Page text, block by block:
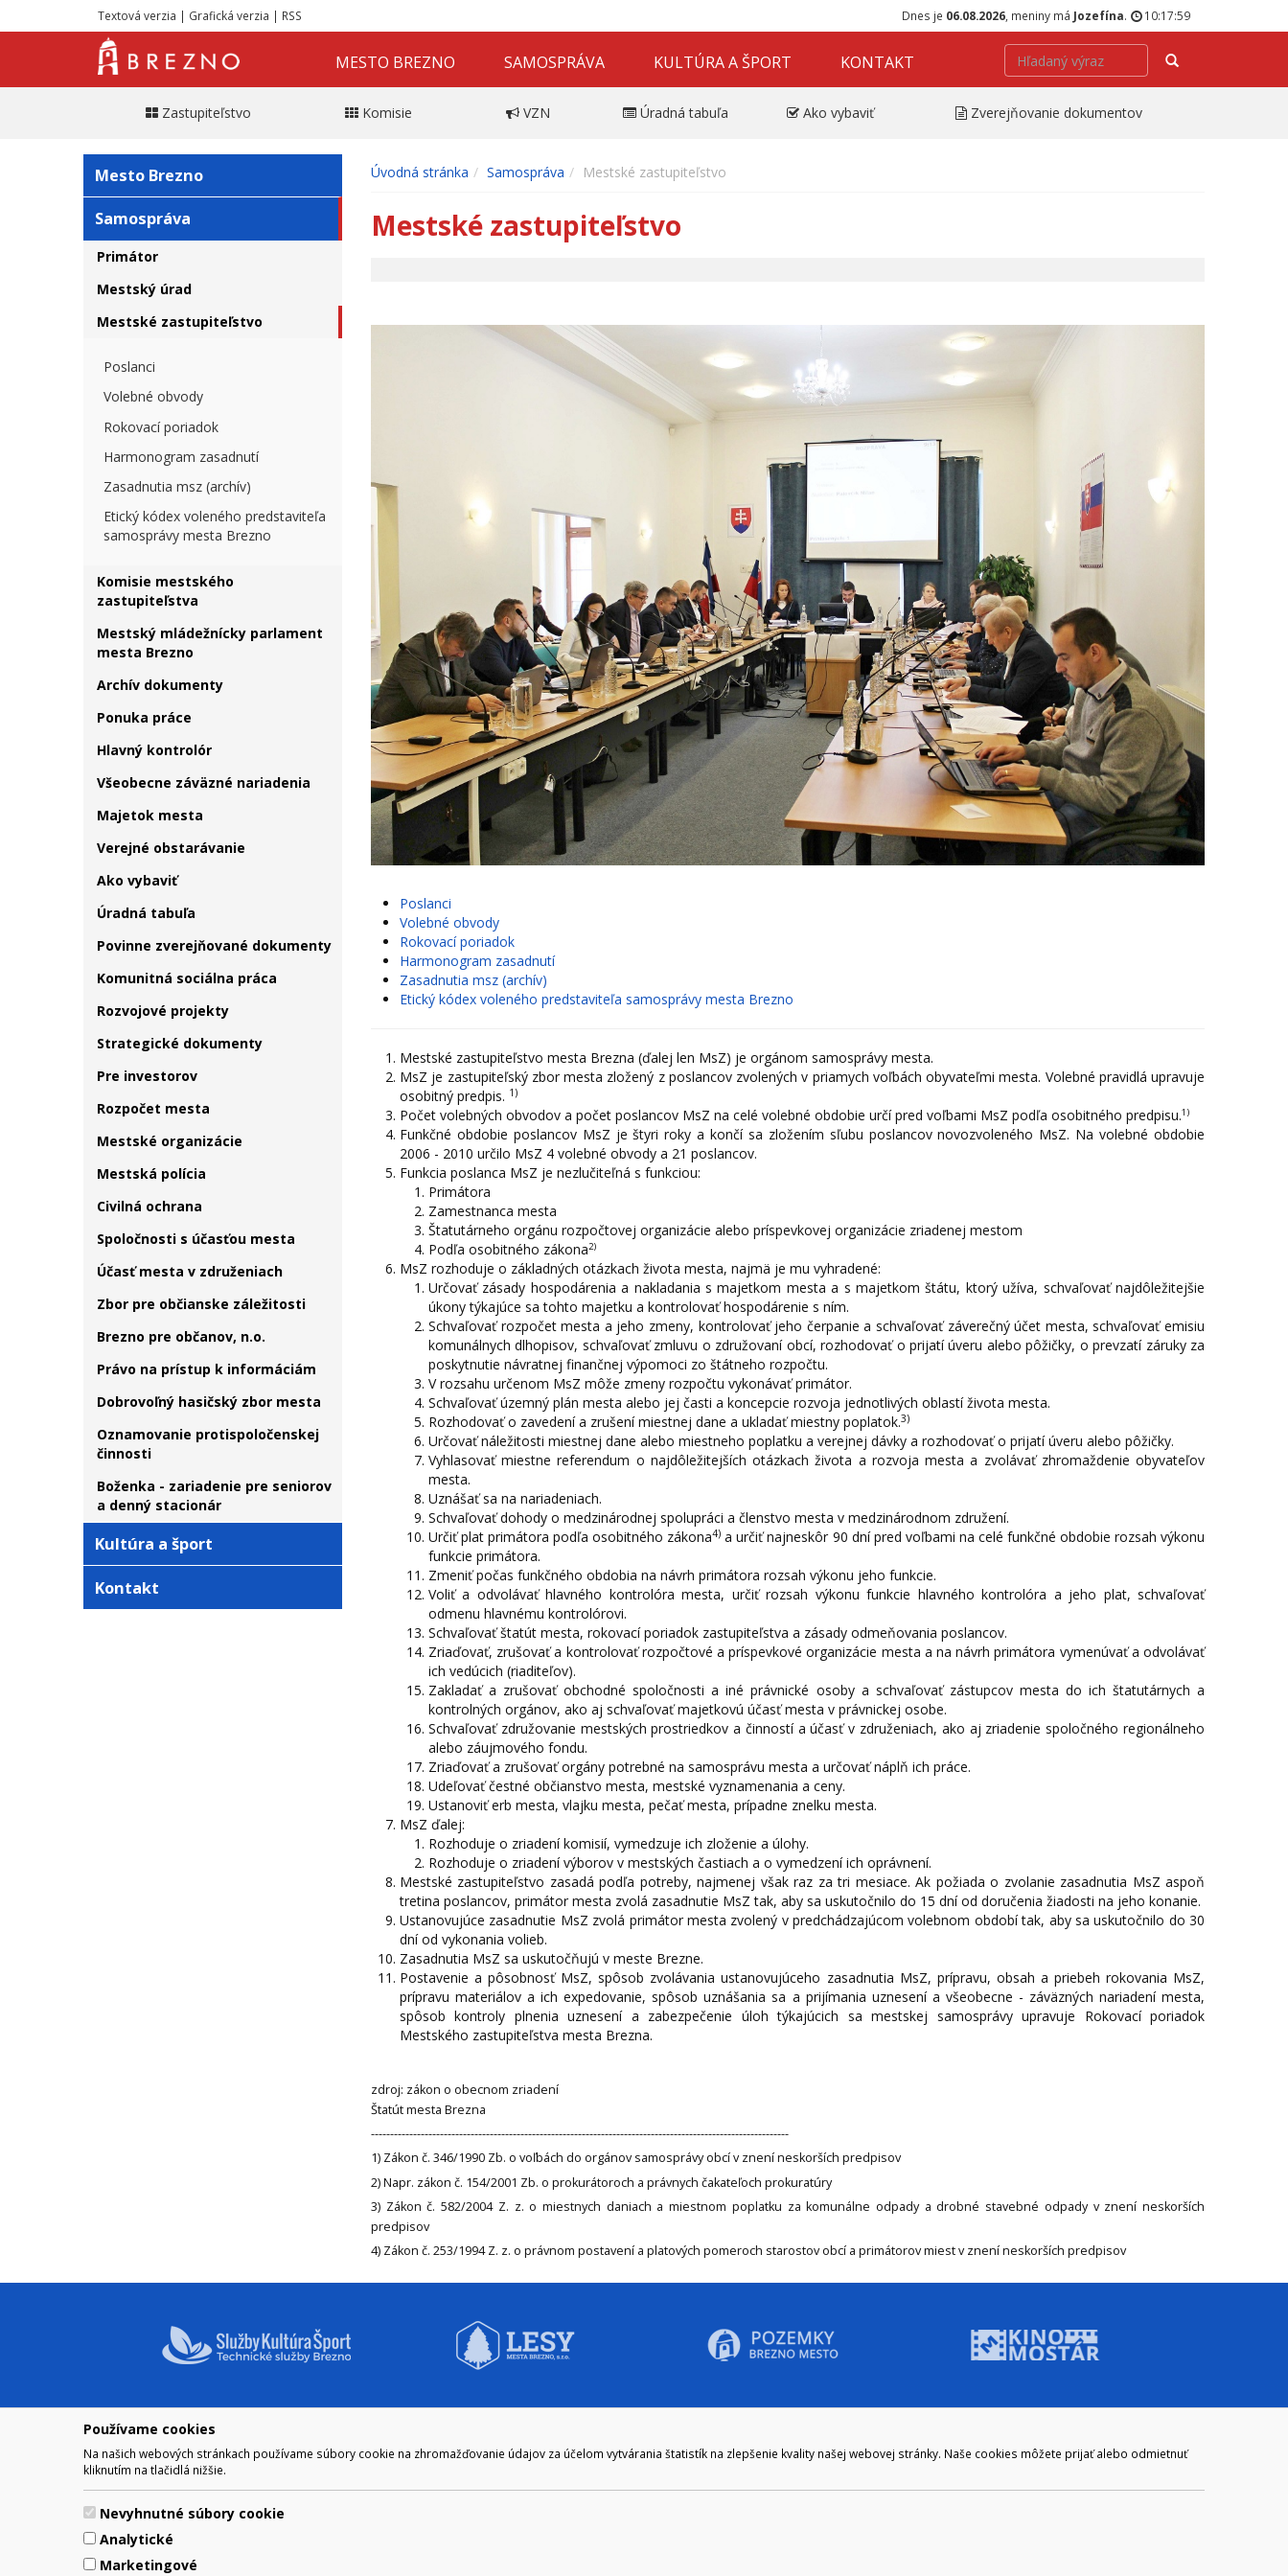
Používame cookies
Na našich webových stránkach používame súbory cookie na zhromažďovanie údajov za účelom vytvárania štatistík na zlepšenie kvality našej webovej stránky. Naše cookies môžete prijať alebo odmietnuť
kliknutím na tlačidlá nižšie.
Nevyhnutné súbory cookie
Analytické
Marketingové
Textová verzia | Grafická verzia | RSS Dnes je 06.08.2026 , meniny má Jozefína. 10:18:00
MESTO BREZNO SAMOSPRÁVA KULTÚRA A ŠPORT KONTAKT Hľadať
Zastupiteľstvo Komisie VZN Úradná tabuľa Ako vybaviť Zverejňovanie dokumentov
Mesto Brezno
Samospráva
Primátor
Mestský úrad
Mestské zastupiteľstvo
Poslanci
Volebné obvody
Rokovací poriadok
Harmonogram zasadnutí
Zasadnutia msz (archív)
Etický kódex voleného predstaviteľa
samosprávy mesta Brezno
Komisie mestského
zastupiteľstva
Mestský mládežnícky parlament
mesta Brezno
Archív dokumenty
Ponuka práce
Hlavný kontrolór
Všeobecne záväzné nariadenia
Majetok mesta
Verejné obstarávanie
Ako vybaviť
Úradná tabuľa
Povinne zverejňované dokumenty
Komunitná sociálna práca
Rozvojové projekty
Strategické dokumenty
Pre investorov
Rozpočet mesta
Mestské organizácie
Mestská polícia
Civilná ochrana
Spoločnosti s účasťou mesta
Účasť mesta v združeniach
Zbor pre občianske záležitosti
Brezno pre občanov, n.o.
Právo na prístup k informáciám
Dobrovoľný hasičský zbor mesta
Oznamovanie protispoločenskej
činnosti
Boženka - zariadenie pre seniorov
a denný stacionár
Kultúra a šport
Kontakt
Úvodná stránka Samospráva Mestské zastupiteľstvo
Mestské zastupiteľstvo
Poslanci
Volebné obvody
Rokovací poriadok
Harmonogram zasadnutí
Zasadnutia msz (archív)
Etický kódex voleného predstaviteľa samosprávy mesta Brezno
Mestské zastupiteľstvo mesta Brezna (ďalej len MsZ) je orgánom samosprávy mesta.
MsZ je zastupiteľský zbor mesta zložený z poslancov zvolených v priamych voľbách obyvateľmi mesta. Volebné pravidlá upravuje
osobitný predpis. 1)
Počet volebných obvodov a počet poslancov MsZ na celé volebné obdobie určí pred voľbami MsZ podľa osobitného predpisu.1)
Funkčné obdobie poslancov MsZ je štyri roky a končí sa zložením sľubu poslancov novozvoleného MsZ. Na volebné obdobie
2006 - 2010 určilo MsZ 4 volebné obvody a 21 poslancov.
Funkcia poslanca MsZ je nezlučiteľná s funkciou:
Primátora
Zamestnanca mesta
Štatutárneho orgánu rozpočtovej organizácie alebo príspevkovej organizácie zriadenej mestom
Podľa osobitného zákona2)
MsZ rozhoduje o základných otázkach života mesta, najmä je mu vyhradené:
Určovať zásady hospodárenia a nakladania s majetkom mesta a s majetkom štátu, ktorý užíva, schvaľovať najdôležitejšie
úkony týkajúce sa tohto majetku a kontrolovať hospodárenie s ním.
Schvaľovať rozpočet mesta a jeho zmeny, kontrolovať jeho čerpanie a schvaľovať záverečný účet mesta, schvaľovať emisiu
komunálnych dlhopisov, schvaľovať zmluvu o združovaní obcí, rozhodovať o prijatí úveru alebo pôžičky, o prevzatí záruky za
poskytnutie návratnej finančnej výpomoci zo štátneho rozpočtu.
V rozsahu určenom MsZ môže zmeny rozpočtu vykonávať primátor.
Schvaľovať územný plán mesta alebo jej časti a koncepcie rozvoja jednotlivých oblastí života mesta.
Rozhodovať o zavedení a zrušení miestnej dane a ukladať miestny poplatok.3)
Určovať náležitosti miestnej dane alebo miestneho poplatku a verejnej dávky a rozhodovať o prijatí úveru alebo pôžičky.
Vyhlasovať miestne referendum o najdôležitejších otázkach života a rozvoja mesta a zvolávať zhromaždenie obyvateľov
mesta.
Uznášať sa na nariadeniach.
Schvaľovať dohody o medzinárodnej spolupráci a členstvo mesta v medzinárodnom združení.
Určiť plat primátora podľa osobitného zákona4) a určiť najneskôr 90 dní pred voľbami na celé funkčné obdobie rozsah výkonu
funkcie primátora.
Zmeniť počas funkčného obdobia na návrh primátora rozsah výkonu jeho funkcie.
Voliť a odvolávať hlavného kontrolóra mesta, určiť rozsah výkonu funkcie hlavného kontrolóra a jeho plat, schvaľovať
odmenu hlavnému kontrolórovi.
Schvaľovať štatút mesta, rokovací poriadok zastupiteľstva a zásady odmeňovania poslancov.
Zriaďovať, zrušovať a kontrolovať rozpočtové a príspevkové organizácie mesta a na návrh primátora vymenúvať a odvolávať
ich vedúcich (riaditeľov).
Zakladať a zrušovať obchodné spoločnosti a iné právnické osoby a schvaľovať zástupcov mesta do ich štatutárnych a
kontrolných orgánov, ako aj schvaľovať majetkovú účasť mesta v právnickej osobe.
Schvaľovať združovanie mestských prostriedkov a činností a účasť v združeniach, ako aj zriadenie spoločného regionálneho
alebo záujmového fondu.
Zriaďovať a zrušovať orgány potrebné na samosprávu mesta a určovať náplň ich práce.
Udeľovať čestné občianstvo mesta, mestské vyznamenania a ceny.
Ustanoviť erb mesta, vlajku mesta, pečať mesta, prípadne znelku mesta.
MsZ ďalej:
Rozhoduje o zriadení komisií, vymedzuje ich zloženie a úlohy.
Rozhoduje o zriadení výborov v mestských častiach a o vymedzení ich oprávnení.
Mestské zastupiteľstvo zasadá podľa potreby, najmenej však raz za tri mesiace. Ak požiada o zvolanie zasadnutia MsZ aspoň
tretina poslancov, primátor mesta zvolá zasadnutie MsZ tak, aby sa uskutočnilo do 15 dní od doručenia žiadosti na jeho konanie.
Ustanovujúce zasadnutie MsZ zvolá primátor mesta zvolený v predchádzajúcom volebnom období tak, aby sa uskutočnilo do 30
dní od vykonania volieb.
Zasadnutia MsZ sa uskutočňujú v meste Brezne.
Postavenie a pôsobnosť MsZ, spôsob zvolávania ustanovujúceho zasadnutia MsZ, prípravu, obsah a priebeh rokovania MsZ,
prípravu materiálov a ich expedovanie, spôsob uznášania sa a prijímania uznesení a všeobecne - záväzných nariadení mesta,
spôsob kontroly plnenia uznesení a zabezpečenie úloh týkajúcich sa mestskej samosprávy upravuje Rokovací poriadok
Mestského zastupiteľstva mesta Brezna.
zdroj: zákon o obecnom zriadení
Štatút mesta Brezna
-------------------------------------------------------------------------------------------------------------
1) Zákon č. 346/1990 Zb. o voľbách do orgánov samosprávy obcí v znení neskorších predpisov
2) Napr. zákon č. 154/2001 Zb. o prokurátoroch a právnych čakateľoch prokuratúry
3) Zákon č. 582/2004 Z. z. o miestnych daniach a miestnom poplatku za komunálne odpady a drobné stavebné odpady v znení neskorších
predpisov
4) Zákon č. 253/1994 Z. z. o právnom postavení a platových pomeroch starostov obcí a primátorov miest v znení neskorších predpisov
NAVIGÁCIA
Mesto Brezno
Samospráva
Kultúra a šport
OTVÁRACIE HODINY:
Pre zobrazenie kliknite tu:
KONTAKT
048/28 56 301, 048/28 56 302
Mestský úrad Brezno